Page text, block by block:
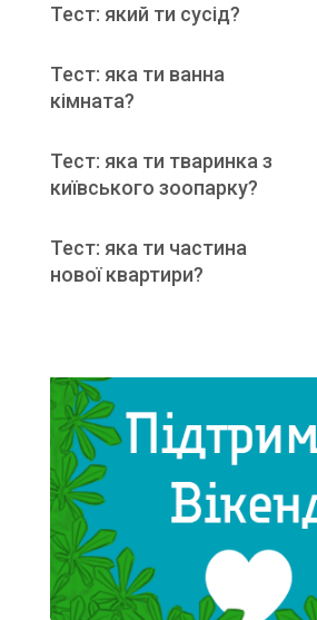
Тест: який ти сусід?
Тест: яка ти ванна
кімната?
Тест: яка ти тваринка з
київського зоопарку?
Тест: яка ти частина
нової квартири?